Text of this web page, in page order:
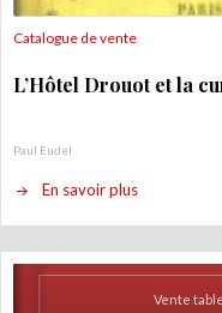
Catalogue de vente
L’Hôtel Drouot et la
Paul Eudel
En savoir plus
Vente